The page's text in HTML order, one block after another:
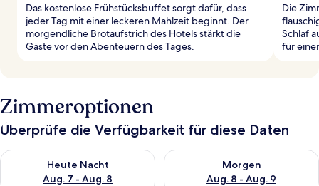
Das kostenlose Frühstücksbuffet sorgt dafür, dass
jeder Tag mit einer leckeren Mahlzeit beginnt. Der
morgendliche Brotaufstrich des Hotels stärkt die
Gäste vor den Abenteuern des Tages.
Die
Schlaf
für
Zimmeroptionen
Überprüfe die Verfügbarkeit für diese Daten
Heute Nacht
Aug. 7 - Aug. 8
Überprüfe die Verfügbarkeit für heute Nacht, Aug. 7 - Aug. 8.
Morgen
Aug. 8 - Aug. 9
Überprüfe die Verfügbarkeit